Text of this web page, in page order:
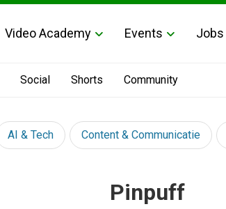
Video Academy Events Jobs
Social Shorts Community
AI & Tech Content & Communicatie
Pinpuff